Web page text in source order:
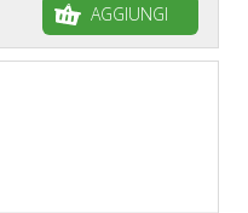
AGGIUNGI